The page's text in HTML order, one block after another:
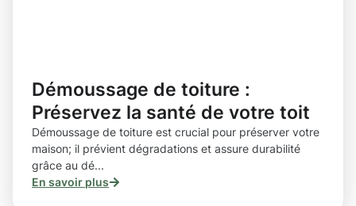
Démoussage de toiture :
Préservez la santé de votre toit
Démoussage de toiture est crucial pour préserver votre
maison; il prévient dégradations et assure durabilité
grâce au dé...
En savoir plus